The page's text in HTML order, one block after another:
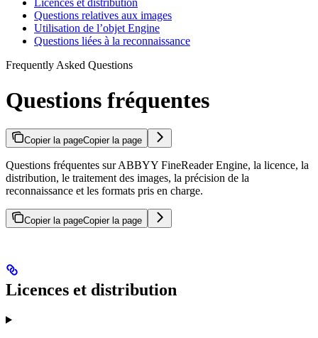
Licences et distribution
Questions relatives aux images
Utilisation de l’objet Engine
Questions liées à la reconnaissance
Frequently Asked Questions
Questions fréquentes
Copier la pageCopier la page
Questions fréquentes sur ABBYY FineReader Engine, la licence, la
distribution, le traitement des images, la précision de la
reconnaissance et les formats pris en charge.
Copier la pageCopier la page
Licences et distribution